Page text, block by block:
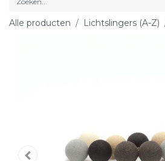
Alle producten Lichtslingers (A-Z)